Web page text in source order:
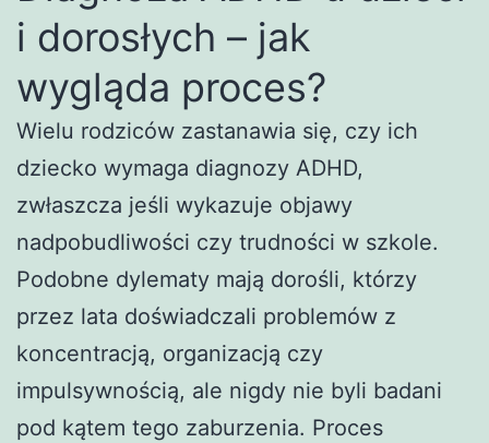
i dorosłych – jak
wygląda proces?
Wielu rodziców zastanawia się, czy ich
dziecko wymaga diagnozy ADHD,
zwłaszcza jeśli wykazuje objawy
nadpobudliwości czy trudności w szkole.
Podobne dylematy mają dorośli, którzy
przez lata doświadczali problemów z
koncentracją, organizacją czy
impulsywnością, ale nigdy nie byli badani
pod kątem tego zaburzenia. Proces